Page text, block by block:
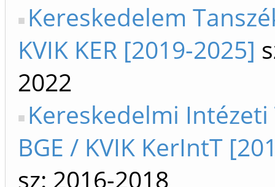
Kereskedelem
KVIK KER [2019-2025]
2022
Kereskedelmi Intézeti
BGE / KVIK KerIntT
sz: 2016-2018